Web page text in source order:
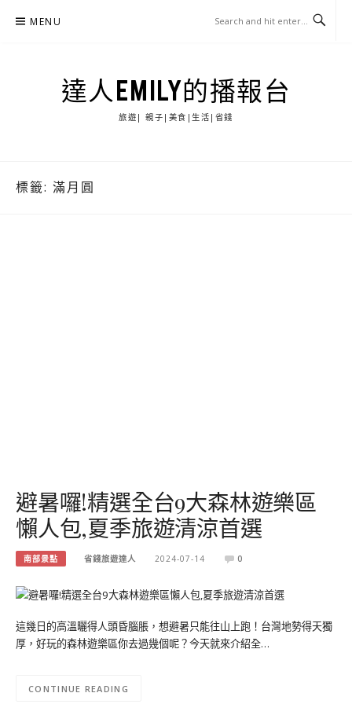
MENU
達人EMILY的播報台
旅遊| 親子|美食|生活|省錢
標籤: 滿月圓
避暑囉!精選全台9大森林遊樂區
懶人包,夏季旅遊清涼首選
南部景點 省錢旅遊達人 2024-07-14 0
這幾日的高溫曬得人頭昏腦脹，想避暑只能往山上跑！台灣地勢得天獨
厚，好玩的森林遊樂區你去過幾個呢？今天就來介紹全…
CONTINUE READING